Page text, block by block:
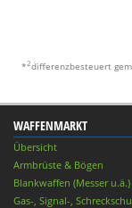
*2differenzbesteuert
WAFFENMARKT
Übersicht
Armbrüste & Bögen
Blankwaffen (Messer u.ä.)
Gas-, Signal-,